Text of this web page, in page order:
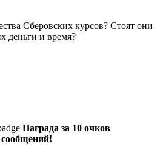
Сберовских курсов? Стоят они
деньги и время?
Награда за 10 очков
сообщений!